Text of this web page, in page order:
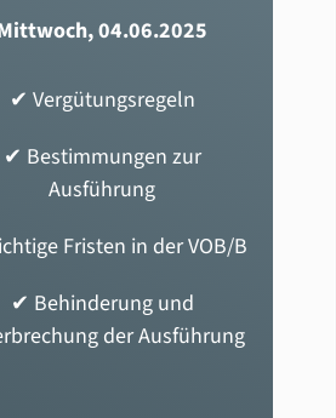
04.06.2025
✔ Vergütungsregeln
✔ Bestimmungen zur
Ausführung
Fristen in der VOB/B
✔ Behinderung und
der Ausführung